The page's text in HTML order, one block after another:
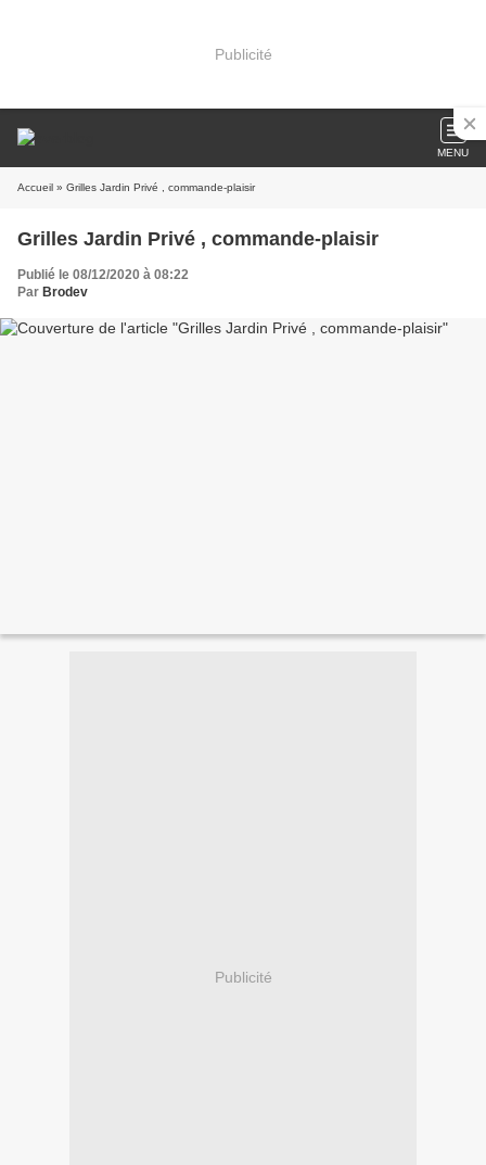
Publicité
MENU
Accueil » Grilles Jardin Privé , commande-plaisir
Grilles Jardin Privé , commande-plaisir
Publié le 08/12/2020 à 08:22
Par Brodev
Publicité